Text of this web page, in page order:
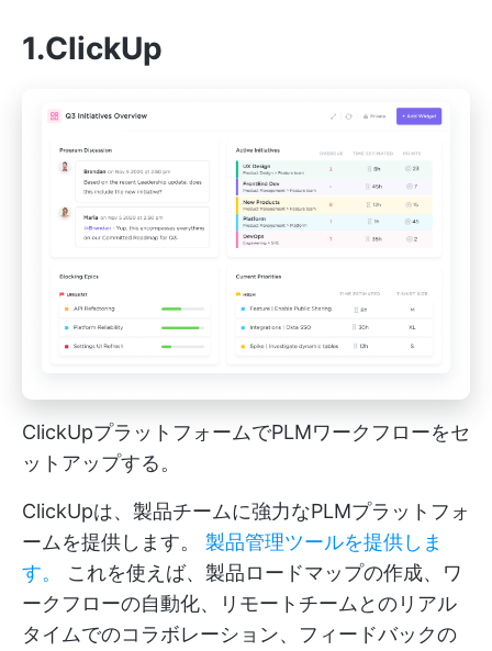
1.ClickUp
ClickUpプラットフォームでPLMワークフローをセ
ットアップする。
ClickUpは、製品チームに強力なPLMプラットフォ
ームを提供します。 製品管理ツールを提供しま
す。
これを使えば、製品ロードマップの作成、ワ
ークフローの自動化、リモートチームとのリアル
タイムでのコラボレーション、フィードバックの